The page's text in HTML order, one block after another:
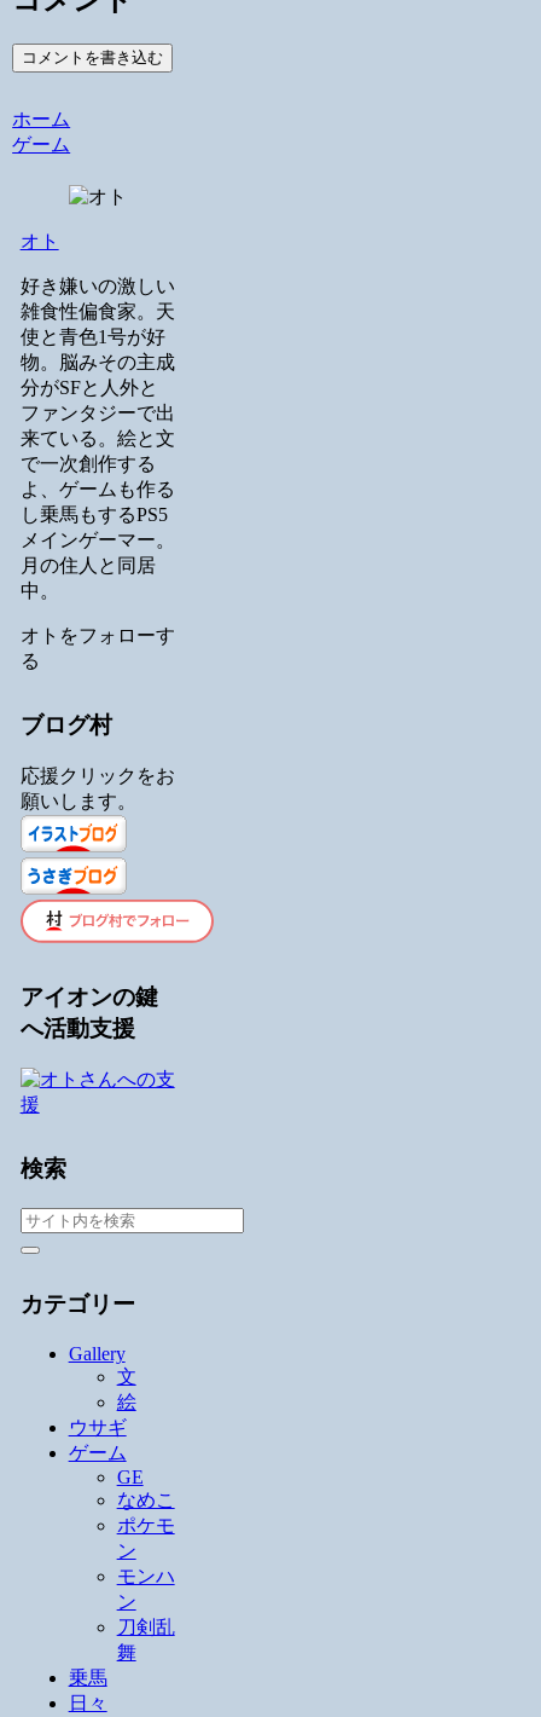
コメントを書き込む
ホーム
ゲーム
オト
好き嫌いの激しい
雑食性偏食家。天
使と青色1号が好
物。脳みその主成
分がSFと人外と
ファンタジーで出
来ている。絵と文
で一次創作する
よ、ゲームも作る
し乗馬もするPS5
メインゲーマー。
月の住人と同居
中。
オトをフォローす
る
ブログ村
応援クリックをお
願いします。
アイオンの鍵
へ活動支援
検索
カテゴリー
Gallery
文
絵
ウサギ
ゲーム
GE
なめこ
ポケモ
ン
モンハ
ン
刀剣乱
舞
乗馬
日々